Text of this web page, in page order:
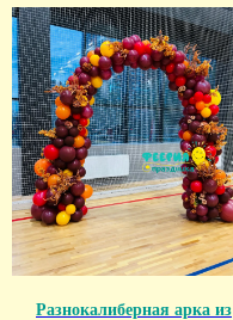
Разнокалиберная арка из